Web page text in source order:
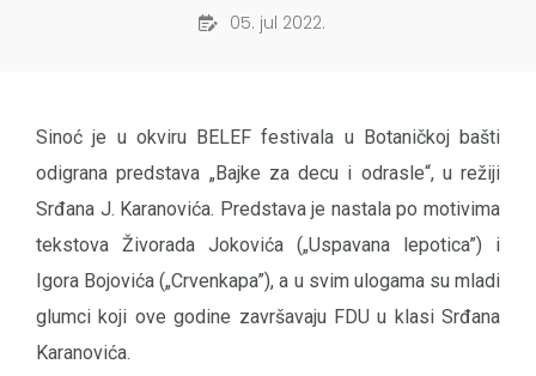
05. jul 2022.
Sinoć je u okviru BELEF festivala u Botaničkoj bašti
odigrana predstava „Bajke za decu i odrasle“, u režiji
Srđana J. Karanovića. Predstava je nastala po motivima
tekstova Živorada Jokovića („Uspavana lepotica”) i
Igora Bojovića („Crvenkapa”), a u svim ulogama su mladi
glumci koji ove godine završavaju FDU u klasi Srđana
Karanovića.